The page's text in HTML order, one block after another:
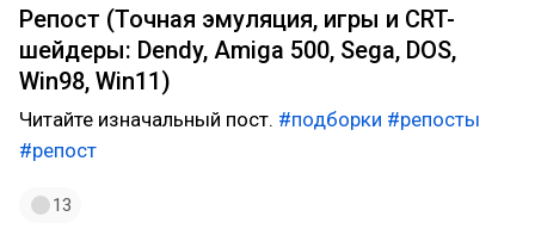
Репост (Точная эмуляция, игры и CRT-
шейдеры: Dendy, Amiga 500, Sega, DOS,
Win98, Win11)
Читайте изначальный пост. #подборки #репосты
#репост
13